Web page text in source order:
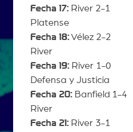
Fecha 17:River 2-1
Platense
Fecha 18:Vélez 2-2
River
Fecha 19:River 1-0
Defensa y Justicia
Fecha 20:Banfield 1-4
River
Fecha 21:River 3-1